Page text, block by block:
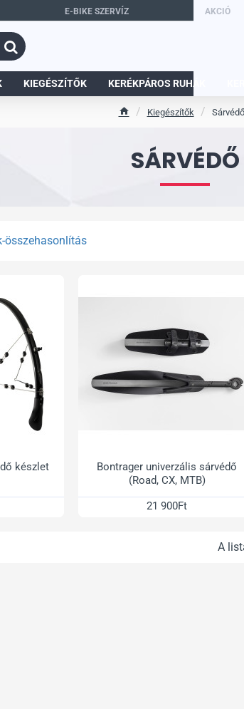
E-BIKE SZERVÍZ AKCIÓ
KIEGÉSZÍTŐK KERÉKPÁROS RUHÁK
SÁRVÉDŐ
Kiegészítők Sárvédő
összehasonlítás
készlet
Bontrager univerzális sárvédő
(Road, CX, MTB)
21 900Ft
A